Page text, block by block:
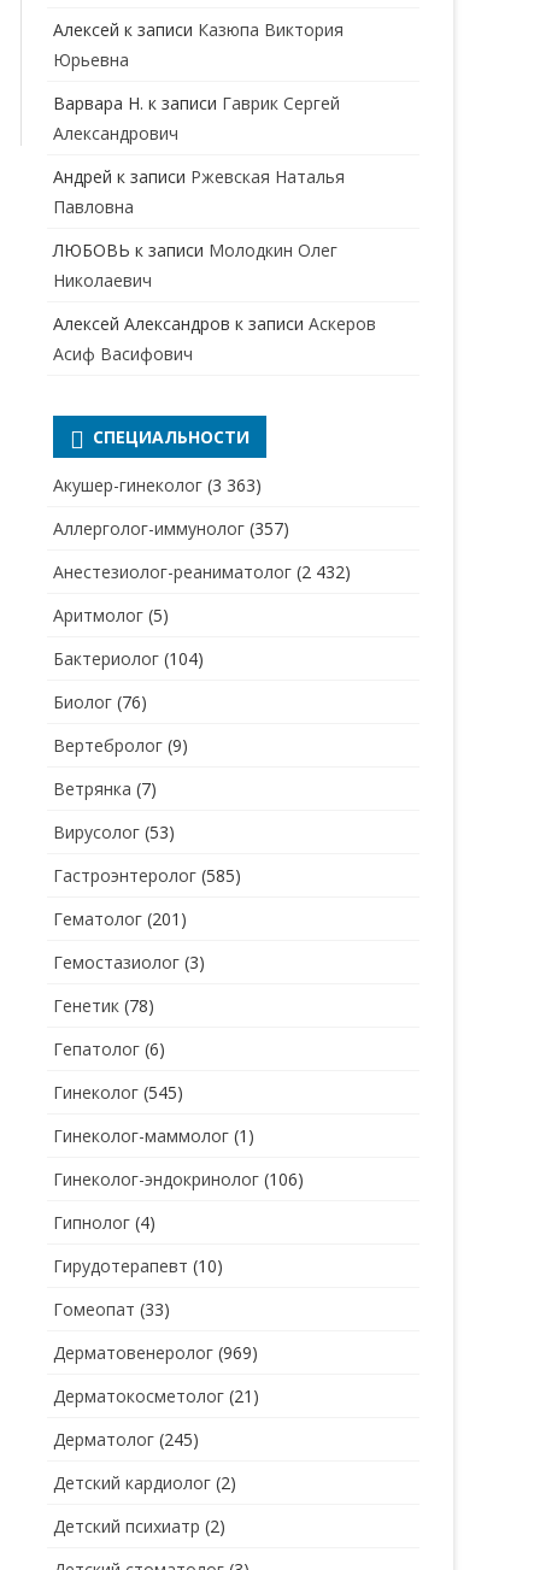
НЕВРОПАТОЛОГ
НЕФРОЛОГ
ОТОЛАРИНГОЛОГ
ОФТАЛЬМОЛОГ
ПРОКТОЛОГ
РЕВМАТОЛОГ
РЕНТГЕНОЛОГ
СТОМАТОЛОГ
СТОМАТОЛОГ-ОРТОДОНТ
ЭНДОКРИНОЛОГ
Алексей к записи Казюпа Виктория
Юрьевна
Варвара Н. к записи Гаврик Сергей
Александрович
Андрей к записи Ржевская Наталья
Павловна
ЛЮБОВЬ к записи Молодкин Олег
Николаевич
Алексей Александров к записиАскеров
Асиф Васифович
СПЕЦИАЛЬНОСТИ
Акушер-гинеколог (3 363)
Аллерголог-иммунолог (357)
Анестезиолог-реаниматолог (2 432)
Аритмолог (5)
Бактериолог (104)
Биолог (76)
Вертебролог (9)
Ветрянка (7)
Вирусолог (53)
Гастроэнтеролог (585)
Гематолог (201)
Гемостазиолог (3)
Генетик (78)
Гепатолог (6)
Гинеколог (545)
Гинеколог-маммолог (1)
Гинеколог-эндокринолог (106)
Гипнолог (4)
Гирудотерапевт (10)
Гомеопат (33)
Дерматовенеролог (969)
Дерматокосметолог (21)
Дерматолог (245)
Детский кардиолог (2)
Детский психиатр (2)